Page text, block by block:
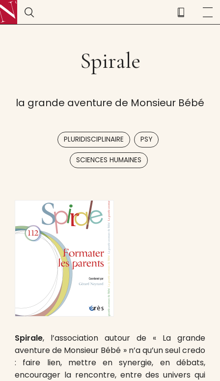
Spirale
la grande aventure de Monsieur Bébé
PLURIDISCIPLINAIRE PSY
SCIENCES HUMAINES
Spirale, l’association autour de « La grande
aventure de Monsieur Bébé » n’a qu’un seul credo
: faire lien, mettre en synergie, en débats,
encourager la rencontre, entre des univers qui